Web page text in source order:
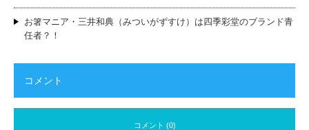
お箸マニア・三井和典（みついがずすけ）は四季彩堂のブランド青
任者？！
コメント
コメント (0)